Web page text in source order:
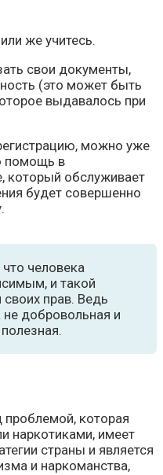
же учитесь.
свои документы,
(это может быть
выдавалось при
можно уже
помощь в
который обслуживает
будет совершенно
человека
и такой
прав. Ведь
не добровольная и
проблемой, которая
наркотиками, имеет
страны и является
и наркоманства,